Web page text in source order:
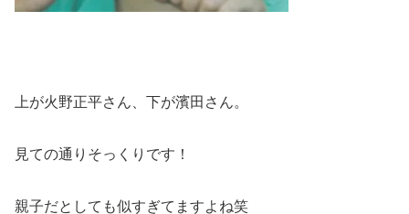
上が火野正平さん、下が濱田さん。
見ての通りそっくりです！
親子だとしても似すぎてますよね笑